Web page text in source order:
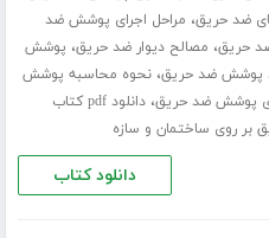
ضد حریق، مراحل اجرای پوشش ضد
حریق، مصالح دیوار ضد حریق، پوشش
پوشش ضد حریق،نحوه محاسبه پوشش
پوشش ضد حریق،
دانلود pdf کتاب
روی ساختمان و سازه
دانلود کتاب